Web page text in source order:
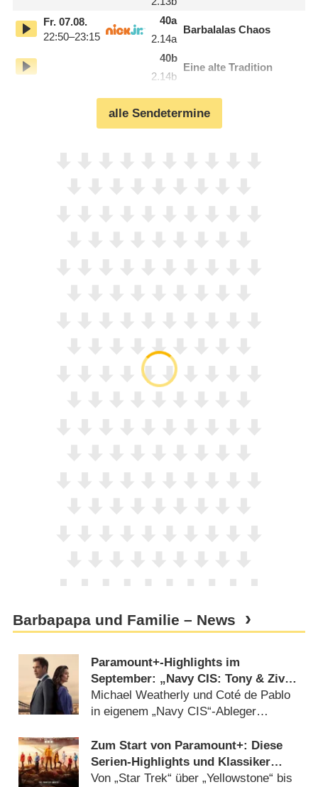
Fr.07.08.
22:50–23:15
40
2.14
a
a
Barbalalas Chaos
40
2.14
b
b
Eine alte Tradition
alle Sendetermine
Barbapapa und Familie – News
Paramount+-Highlights im
September: „Navy CIS: Tony & Ziva“
und „Tulsa King“
Michael Weatherly und Coté de Pablo
in eigenem „Navy CIS“-Ableger
Zum Start von Paramount+: Diese
Serien-Highlights und Klassiker
bietet der neue Streamingdienst
Von „Star Trek“ über „Yellowstone“ bis